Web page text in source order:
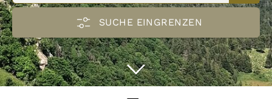
SUCHE EINGRENZEN
Distanz km
schwindelfrei
trittsicher
vorwiegend Pfade
leicht zu folgen
gute Grundkondition
guter Orientierungssinn
kinderfreundlich
Genehmigung erforderlich
gebührenpflichtig
alpines Gelände
hundefreundlich
streckenweise weglos